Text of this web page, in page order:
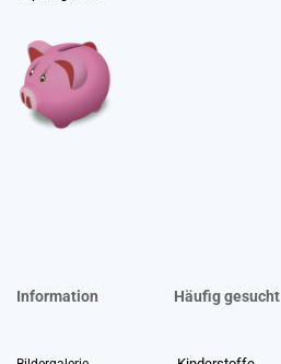
Information Häufig gesucht